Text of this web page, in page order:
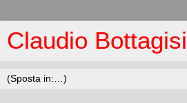
Claudio Bottagisi